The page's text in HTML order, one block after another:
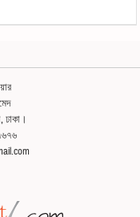
ঢাকা।